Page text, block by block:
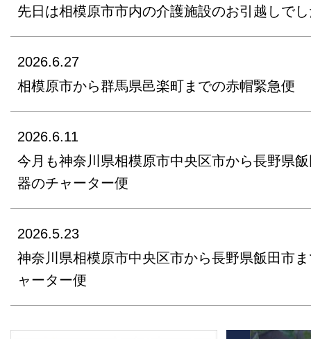
先日は相模原市市内の介護施設のお引越しで
2026.6.27
相模原市から群馬県邑楽町までの赤帽緊急便
2026.6.11
今月も神奈川県相模原市中央区市から長野県
器のチャーター便
2026.5.23
神奈川県相模原市中央区市から長野県飯田市
ャーター便